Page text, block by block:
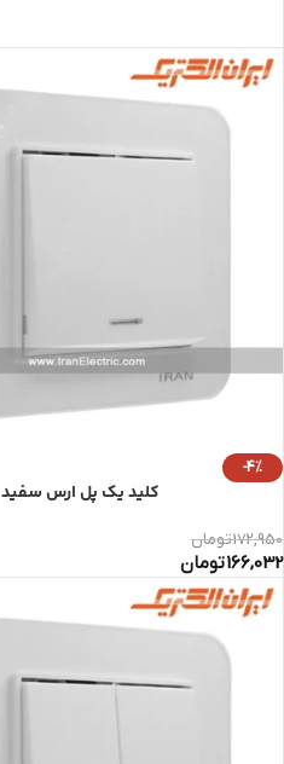
-4%
کلید یک پل ارس سفید
172,950تومان
166,032تومان